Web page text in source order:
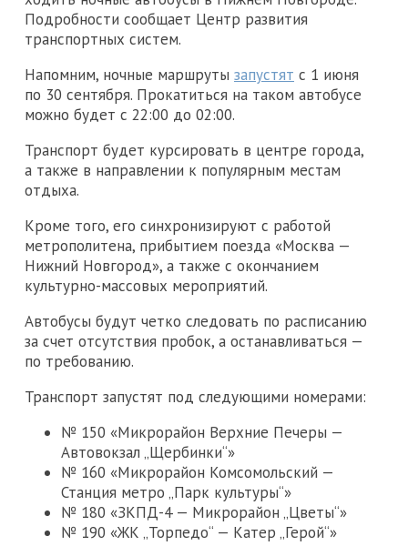
Подробности сообщает Центр развития
транспортных систем.
Напомним, ночные маршруты запустят с 1 июня
по 30 сентября. Прокатиться на таком автобусе
можно будет с 22:00 до 02:00.
Транспорт будет курсировать в центре города,
а также в направлении к популярным местам
отдыха.
Кроме того, его синхронизируют с работой
метрополитена, прибытием поезда «Москва —
Нижний Новгород», а также с окончанием
культурно-массовых мероприятий.
Автобусы будут четко следовать по расписанию
за счет отсутствия пробок, а останавливаться —
по требованию.
Транспорт запустят под следующими номерами:
№ 150 «Микрорайон Верхние Печеры —
Автовокзал „Щербинки“»
№ 160 «Микрорайон Комсомольский —
Станция метро „Парк культуры“»
№ 180 «ЗКПД-4 — Микрорайон „Цветы“»
№ 190 «ЖК „Торпедо“ — Катер „Герой“»